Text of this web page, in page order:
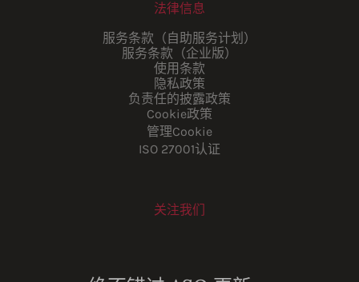
法律信息
服务条款（自助服务计划）
服务条款（企业版）
使用条款
隐私政策
负责任的披露政策
Cookie政策
管理Cookie
ISO 27001认证
关注我们